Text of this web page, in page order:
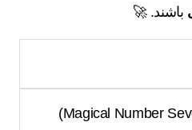
باشند. 🚀